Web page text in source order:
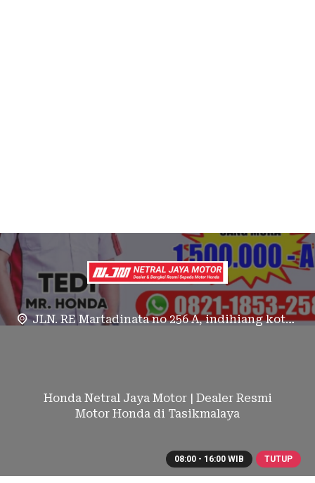
08:00 - 16:00 WIB TUTUP
JLN. RE Martadinata no 256 A, indihiang kota tasikmalaya
Honda Netral Jaya Motor | Dealer Resmi
Motor Honda di Tasikmalaya